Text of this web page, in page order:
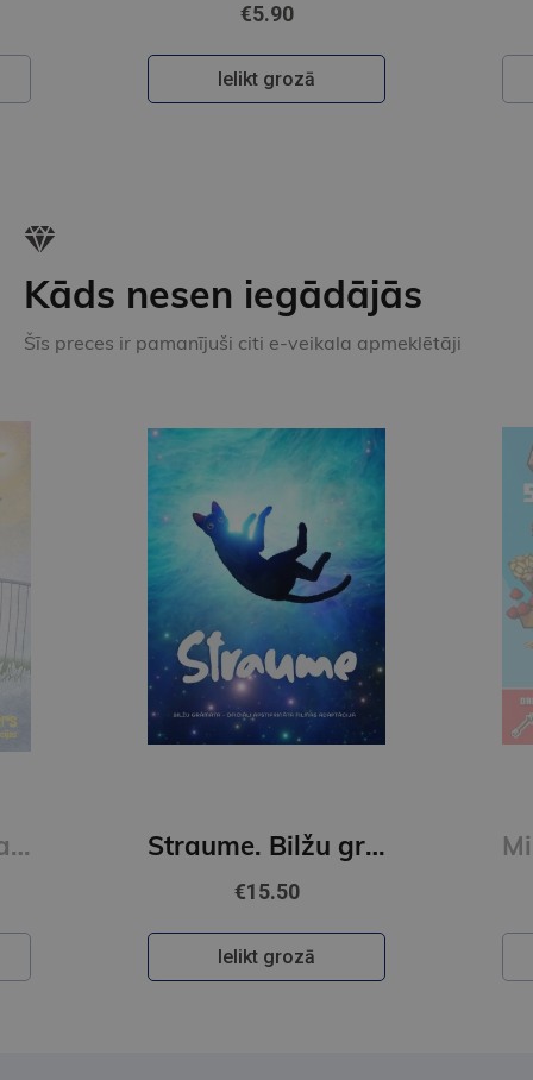
€8.90
Ielikt grozā
Kāds nesen iegādājās
Šīs preces ir pamanījuši citi e-veikala apmeklētāji
€10.50
Ielikt grozā